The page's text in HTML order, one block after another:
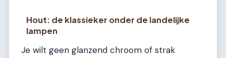
Hout: de klassieker onder de landelijke
lampen
Je wilt geen glanzend chroom of strak